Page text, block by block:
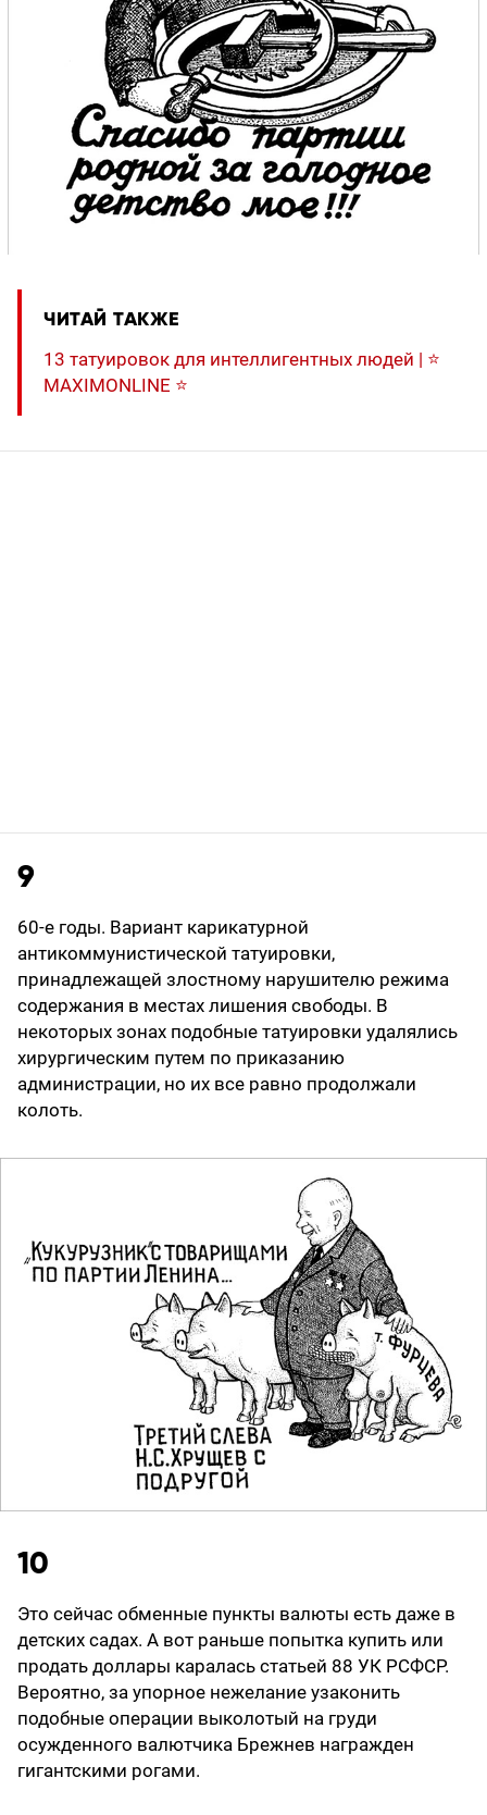
ЧИТАЙ ТАКЖЕ
13 татуировок для интеллигентных людей | ⭐️
MAXIMONLINE ⭐️
9
60-е годы. Вариант карикатурной
антикоммунистической татуировки,
принадлежащей злостному нарушителю режима
содержания в местах лишения свободы. В
некоторых зонах подобные татуировки удалялись
хирургическим путем по приказанию
администрации, но их все равно продолжали
колоть.
10
Это сейчас обменные пункты валюты есть даже в
детских садах. А вот раньше попытка купить или
продать доллары каралась статьей 88 УК РСФСР.
Вероятно, за упорное нежелание узаконить
подобные операции выколотый на груди
осужденного валютчика Брежнев награжден
гигантскими рогами.